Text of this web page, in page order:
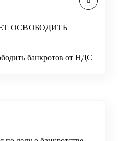
ОСВОБОДИТЬ
банкротов от НДС